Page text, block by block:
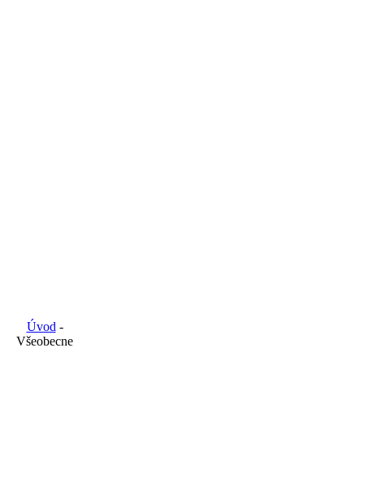
Úvod -
Všeobecne